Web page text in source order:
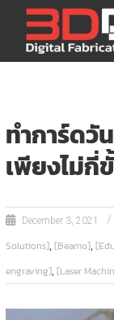
content
3DD
เครื่องพิมพ์
เลเซอร์
ทำการ์ดวั
เพียงไม่กี่
December 3, 2021
Solutions],[Beamo],
engraving],[Laser